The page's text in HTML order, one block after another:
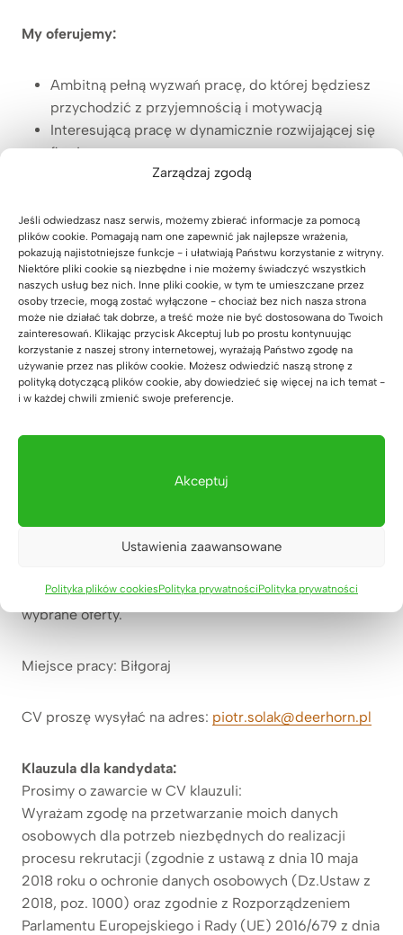
Zarządzaj zgodą
Jeśli odwiedzasz nasz serwis, możemy zbierać informacje za pomocą
plików cookie. Pomagają nam one zapewnić jak najlepsze wrażenia,
pokazują najistotniejsze funkcje - i ułatwiają Państwu korzystanie z witryny.
Niektóre pliki cookie są niezbędne i nie możemy świadczyć wszystkich
naszych usług bez nich. Inne pliki cookie, w tym te umieszczane przez
osoby trzecie, mogą zostać wyłączone - chociaż bez nich nasza strona
może nie działać tak dobrze, a treść może nie być dostosowana do Twoich
zainteresowań. Klikając przycisk Akceptuj lub po prostu kontynuując
korzystanie z naszej strony internetowej, wyrażają Państwo zgodę na
używanie przez nas plików cookie. Możesz odwiedzić naszą stronę z
polityką dotyczącą plików cookie, aby dowiedzieć się więcej na ich temat -
i w każdej chwili zmienić swoje preferencje.
Akceptuj
Ustawienia zaawansowane
Polityka plików cookiesPolityka prywatnościPolityka prywatności
My oferujemy:
Ambitną pełną wyzwań pracę, do której będziesz
przychodzić z przyjemnością i motywacją
Interesującą pracę w dynamicznie rozwijającej się
firmie
Stabilne zatrudnienie na podstawie umowy o
Wynagrodzenie dostosowane do wiedzy i
doświadczenia
Niezbędne narzędzia pracy
Możliwość rozwoju zawodowego i podnoszenia
kwalifikacji
Możliwość rozwoju w strukturach firmy
Pracę w stałych godzinach 8-16 od poniedziałku
do piątku
Pyszną kawę w naszej firmowej kawiarni 😉
skuteczności, otwartości, wsparciu oraz empatii
komunikacji i dbając o Twoje potrzeby.
Zastrzegamy sobie prawo do odpowiedzi tylko na
wybrane oferty.
Miejsce pracy: Biłgoraj
CV proszę wysyłać na adres: piotr.solak@deerhorn.pl
Klauzula dla kandydata:
Prosimy o zawarcie w CV klauzuli:
Wyrażam zgodę na przetwarzanie moich danych
osobowych dla potrzeb niezbędnych do realizacji
procesu rekrutacji (zgodnie z ustawą z dnia 10 maja
2018 roku o ochronie danych osobowych (Dz.Ustaw z
2018, poz. 1000) oraz zgodnie z Rozporządzeniem
Parlamentu Europejskiego i Rady (UE) 2016/679 z dnia